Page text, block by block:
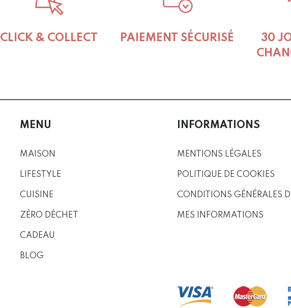
CLICK & COLLECT PAIEMENT SÉCURISÉ
30
MENU
MAISON
LIFESTYLE
CUISINE
ZÉRO DÉCHET
CADEAU
BLOG
INFORMATIONS
MENTIONS LÉGALES
POLITIQUE DE COOKIES
CONDITIONS GÉNÉRALES
MES INFORMATIONS